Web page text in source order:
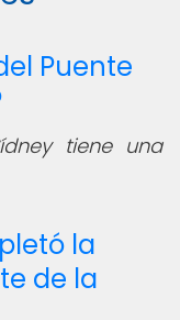
Puente
tiene una
la
de la